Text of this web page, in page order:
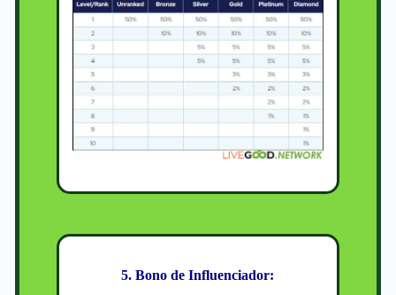
5. Bono de Influenciador: